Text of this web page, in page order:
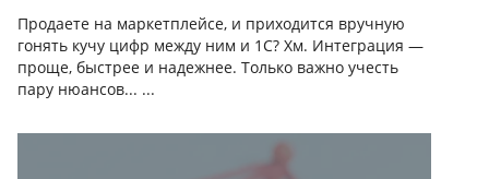
Продаете на маркетплейсе, и приходится вручную
гонять кучу цифр между ним и 1С? Хм. Интеграция —
проще, быстрее и надежнее. Только важно учесть
пару нюансов... ...